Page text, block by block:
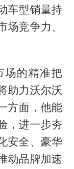
车型销量持
竞争力、
场的精准把
助力沃尔沃
方面，他能
，进一步夯
安全、豪华
动品牌加速